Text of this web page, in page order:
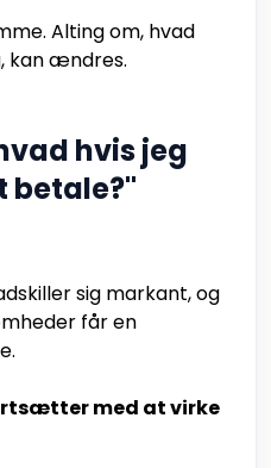
Alting om, hvad
kan ændres.
hvis jeg
betale?"
sig markant, og
får en
med at virke